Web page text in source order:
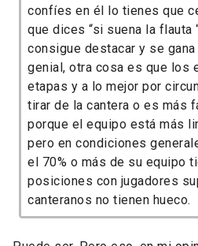
confíes en él lo tienes que
que dices “si suena la flauta
consigue destacar y se
genial, otra cosa es que los
etapas y a lo mejor por
tirar de la cantera o es más
porque el equipo está más
pero en condiciones
el 70% o más de su equipo
posiciones con jugadores
canteranos no tienen hueco.